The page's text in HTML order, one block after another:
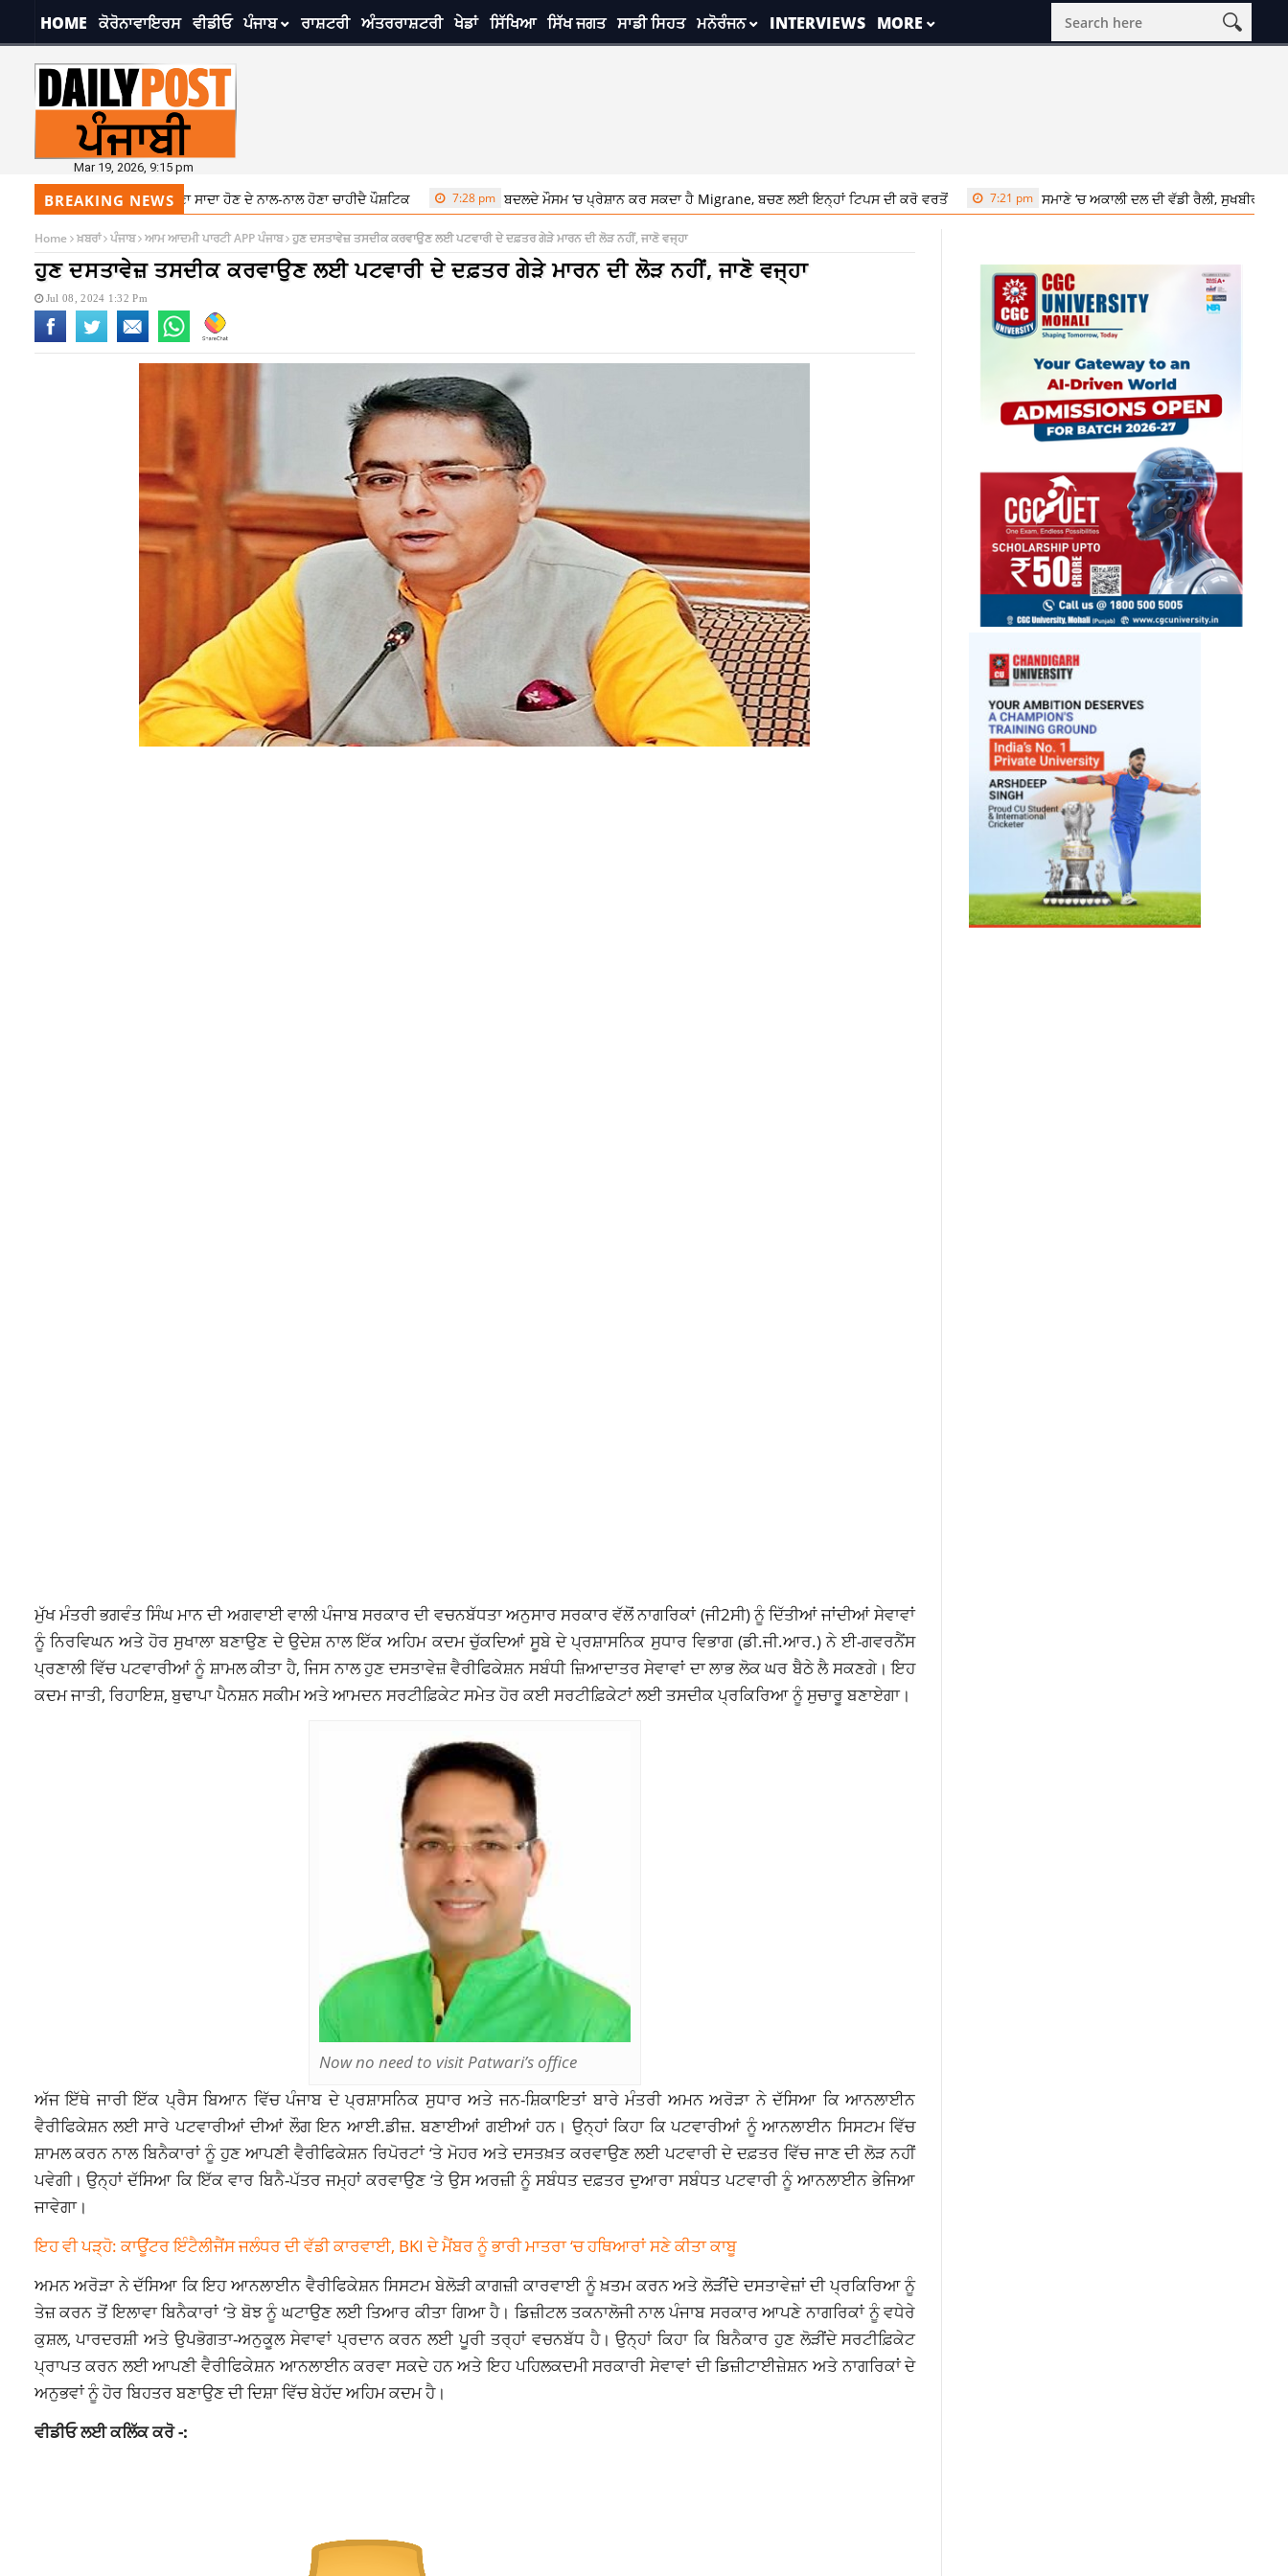
HOME ਕੋਰੋਨਾਵਾਇਰਸ ਵੀਡੀਓ ਪੰਜਾਬ ਰਾਸ਼ਟਰੀ ਅੰਤਰਰਾਸ਼ਟਰੀ ਖੇਡਾਂ ਸਿੱਖਿਆ ਸਿੱਖ ਜਗਤ ਸਾਡੀ ਸਿਹਤ ਮਨੋਰੰਜਨ INTERVIEWS MORE
Mar 19, 2026, 9:15 pm
BREAKING NEWS
ਦਾ ਧਿਆਨ, ਖਾਣਾ ਸਾਦਾ ਹੋਣ ਦੇ ਨਾਲ-ਨਾਲ ਹੋਣਾ ਚਾਹੀਦੈ ਪੌਸ਼ਟਿਕ 7:28 pm ਬਦਲਦੇ ਮੌਸਮ ‘ਚ ਪ੍ਰੇਸ਼ਾਨ ਕਰ ਸਕਦਾ ਹੈ Migrane, ਬਚਣ ਲਈ ਇਨ੍ਹਾਂ ਟਿਪਸ ਦੀ ਕਰੋ ਵਰਤੋਂ 7:21 pm ਸਮਾਣੇ ‘ਚ ਅਕਾਲੀ ਦਲ ਦੀ ਵੱਡੀ ਰੈਲੀ, ਸੁਖਬੀਰ ਬਾਦਲ ਨੇ
Home ਖ਼ਬਰਾਂ ਪੰਜਾਬ ਆਮ ਆਦਮੀ ਪਾਰਟੀ APP ਪੰਜਾਬ ਹੁਣ ਦਸਤਾਵੇਜ਼ ਤਸਦੀਕ ਕਰਵਾਉਣ ਲਈ ਪਟਵਾਰੀ ਦੇ ਦਫ਼ਤਰ ਗੇੜੇ ਮਾਰਨ ਦੀ ਲੋੜ ਨਹੀਂ, ਜਾਣੋ ਵਜ੍ਹਾ
ਹੁਣ ਦਸਤਾਵੇਜ਼ ਤਸਦੀਕ ਕਰਵਾਉਣ ਲਈ ਪਟਵਾਰੀ ਦੇ ਦਫ਼ਤਰ ਗੇੜੇ ਮਾਰਨ ਦੀ ਲੋੜ ਨਹੀਂ, ਜਾਣੋ ਵਜ੍ਹਾ
Jul 08, 2024 1:32 Pm
ਮੁੱਖ ਮੰਤਰੀ ਭਗਵੰਤ ਸਿੰਘ ਮਾਨ ਦੀ ਅਗਵਾਈ ਵਾਲੀ ਪੰਜਾਬ ਸਰਕਾਰ ਦੀ ਵਚਨਬੱਧਤਾ ਅਨੁਸਾਰ ਸਰਕਾਰ ਵੱਲੋਂ ਨਾਗਰਿਕਾਂ (ਜੀ2ਸੀ) ਨੂੰ ਦਿੱਤੀਆਂ ਜਾਂਦੀਆਂ ਸੇਵਾਵਾਂ
ਨੂੰ ਨਿਰਵਿਘਨ ਅਤੇ ਹੋਰ ਸੁਖਾਲਾ ਬਣਾਉਣ ਦੇ ਉਦੇਸ਼ ਨਾਲ ਇੱਕ ਅਹਿਮ ਕਦਮ ਚੁੱਕਦਿਆਂ ਸੂਬੇ ਦੇ ਪ੍ਰਸ਼ਾਸਨਿਕ ਸੁਧਾਰ ਵਿਭਾਗ (ਡੀ.ਜੀ.ਆਰ.) ਨੇ ਈ-ਗਵਰਨੈਂਸ
ਪ੍ਰਣਾਲੀ ਵਿੱਚ ਪਟਵਾਰੀਆਂ ਨੂੰ ਸ਼ਾਮਲ ਕੀਤਾ ਹੈ, ਜਿਸ ਨਾਲ ਹੁਣ ਦਸਤਾਵੇਜ਼ ਵੈਰੀਫਿਕੇਸ਼ਨ ਸਬੰਧੀ ਜ਼ਿਆਦਾਤਰ ਸੇਵਾਵਾਂ ਦਾ ਲਾਭ ਲੋਕ ਘਰ ਬੈਠੇ ਲੈ ਸਕਣਗੇ। ਇਹ
ਕਦਮ ਜਾਤੀ, ਰਿਹਾਇਸ਼, ਬੁਢਾਪਾ ਪੈਨਸ਼ਨ ਸਕੀਮ ਅਤੇ ਆਮਦਨ ਸਰਟੀਫ਼ਿਕੇਟ ਸਮੇਤ ਹੋਰ ਕਈ ਸਰਟੀਫ਼ਿਕੇਟਾਂ ਲਈ ਤਸਦੀਕ ਪ੍ਰਕਿਰਿਆ ਨੂੰ ਸੁਚਾਰੂ ਬਣਾਏਗਾ।
Now no need to visit Patwari’s office
ਅੱਜ ਇੱਥੇ ਜਾਰੀ ਇੱਕ ਪ੍ਰੈਸ ਬਿਆਨ ਵਿੱਚ ਪੰਜਾਬ ਦੇ ਪ੍ਰਸ਼ਾਸਨਿਕ ਸੁਧਾਰ ਅਤੇ ਜਨ-ਸ਼ਿਕਾਇਤਾਂ ਬਾਰੇ ਮੰਤਰੀ ਅਮਨ ਅਰੋੜਾ ਨੇ ਦੱਸਿਆ ਕਿ ਆਨਲਾਈਨ
ਵੈਰੀਫਿਕੇਸ਼ਨ ਲਈ ਸਾਰੇ ਪਟਵਾਰੀਆਂ ਦੀਆਂ ਲੌਗ ਇਨ ਆਈ.ਡੀਜ਼. ਬਣਾਈਆਂ ਗਈਆਂ ਹਨ। ਉਨ੍ਹਾਂ ਕਿਹਾ ਕਿ ਪਟਵਾਰੀਆਂ ਨੂੰ ਆਨਲਾਈਨ ਸਿਸਟਮ ਵਿੱਚ
ਸ਼ਾਮਲ ਕਰਨ ਨਾਲ ਬਿਨੈਕਾਰਾਂ ਨੂੰ ਹੁਣ ਆਪਣੀ ਵੈਰੀਫਿਕੇਸ਼ਨ ਰਿਪੋਰਟਾਂ ‘ਤੇ ਮੋਹਰ ਅਤੇ ਦਸਤਖ਼ਤ ਕਰਵਾਉਣ ਲਈ ਪਟਵਾਰੀ ਦੇ ਦਫ਼ਤਰ ਵਿੱਚ ਜਾਣ ਦੀ ਲੋੜ ਨਹੀਂ
ਪਵੇਗੀ। ਉਨ੍ਹਾਂ ਦੱਸਿਆ ਕਿ ਇੱਕ ਵਾਰ ਬਿਨੈ-ਪੱਤਰ ਜਮ੍ਹਾਂ ਕਰਵਾਉਣ ‘ਤੇ ਉਸ ਅਰਜ਼ੀ ਨੂੰ ਸਬੰਧਤ ਦਫ਼ਤਰ ਦੁਆਰਾ ਸਬੰਧਤ ਪਟਵਾਰੀ ਨੂੰ ਆਨਲਾਈਨ ਭੇਜਿਆ
ਜਾਵੇਗਾ।
ਇਹ ਵੀ ਪੜ੍ਹੋ: ਕਾਊਂਟਰ ਇੰਟੈਲੀਜੈਂਸ ਜਲੰਧਰ ਦੀ ਵੱਡੀ ਕਾਰਵਾਈ, BKI ਦੇ ਮੈਂਬਰ ਨੂੰ ਭਾਰੀ ਮਾਤਰਾ ‘ਚ ਹਥਿਆਰਾਂ ਸਣੇ ਕੀਤਾ ਕਾਬੂ
ਅਮਨ ਅਰੋੜਾ ਨੇ ਦੱਸਿਆ ਕਿ ਇਹ ਆਨਲਾਈਨ ਵੈਰੀਫਿਕੇਸ਼ਨ ਸਿਸਟਮ ਬੇਲੋੜੀ ਕਾਗਜ਼ੀ ਕਾਰਵਾਈ ਨੂੰ ਖ਼ਤਮ ਕਰਨ ਅਤੇ ਲੋੜੀਂਦੇ ਦਸਤਾਵੇਜ਼ਾਂ ਦੀ ਪ੍ਰਕਿਰਿਆ ਨੂੰ
ਤੇਜ਼ ਕਰਨ ਤੋਂ ਇਲਾਵਾ ਬਿਨੈਕਾਰਾਂ ‘ਤੇ ਬੋਝ ਨੂੰ ਘਟਾਉਣ ਲਈ ਤਿਆਰ ਕੀਤਾ ਗਿਆ ਹੈ। ਡਿਜ਼ੀਟਲ ਤਕਨਾਲੋਜੀ ਨਾਲ ਪੰਜਾਬ ਸਰਕਾਰ ਆਪਣੇ ਨਾਗਰਿਕਾਂ ਨੂੰ ਵਧੇਰੇ
ਕੁਸ਼ਲ, ਪਾਰਦਰਸ਼ੀ ਅਤੇ ਉਪਭੋਗਤਾ-ਅਨੁਕੂਲ ਸੇਵਾਵਾਂ ਪ੍ਰਦਾਨ ਕਰਨ ਲਈ ਪੂਰੀ ਤਰ੍ਹਾਂ ਵਚਨਬੱਧ ਹੈ। ਉਨ੍ਹਾਂ ਕਿਹਾ ਕਿ ਬਿਨੈਕਾਰ ਹੁਣ ਲੋੜੀਂਦੇ ਸਰਟੀਫ਼ਿਕੇਟ
ਪ੍ਰਾਪਤ ਕਰਨ ਲਈ ਆਪਣੀ ਵੈਰੀਫਿਕੇਸ਼ਨ ਆਨਲਾਈਨ ਕਰਵਾ ਸਕਦੇ ਹਨ ਅਤੇ ਇਹ ਪਹਿਲਕਦਮੀ ਸਰਕਾਰੀ ਸੇਵਾਵਾਂ ਦੀ ਡਿਜ਼ੀਟਾਈਜ਼ੇਸ਼ਨ ਅਤੇ ਨਾਗਰਿਕਾਂ ਦੇ
ਅਨੁਭਵਾਂ ਨੂੰ ਹੋਰ ਬਿਹਤਰ ਬਣਾਉਣ ਦੀ ਦਿਸ਼ਾ ਵਿੱਚ ਬੇਹੱਦ ਅਹਿਮ ਕਦਮ ਹੈ।
ਵੀਡੀਓ ਲਈ ਕਲਿੱਕ ਕਰੋ -: